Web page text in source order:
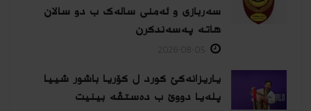
سەربازی و ئەمنی سالەک ب دو سالان
هاتە پەسەندكرن
یاریزانەكێ کورد ل کۆریا باشور شییا
پلەیا دووێ ب دەستڤە بینیت